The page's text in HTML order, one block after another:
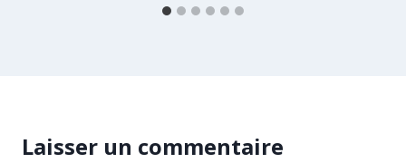
Laisser un commentaire